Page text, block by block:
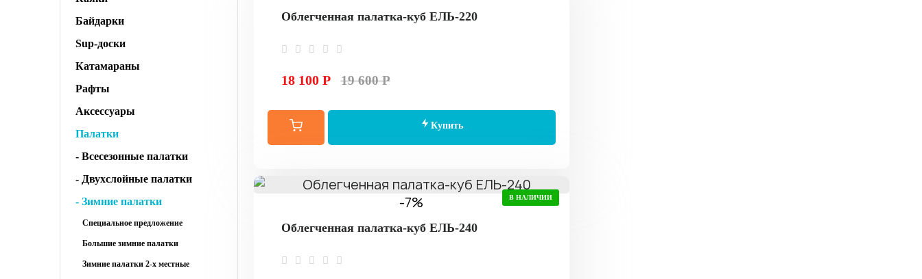
Байдарки
Sup-доски
Катамараны
Рафты
Аксессуары
Палатки
- Всесезонные палатки
- Двухслойные палатки
- Зимние палатки
Специальное предложение
Большие зимние палатки
Зимние палатки 2-х местные
Облегченная палатка-куб ЕЛЬ-220
18 100 Р 19 600 Р
Купить
-7% В НАЛИЧИИ
Облегченная палатка-куб ЕЛЬ-240